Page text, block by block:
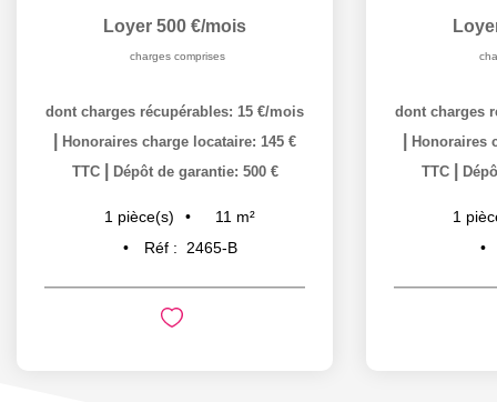
Loyer 500 €/mois
charges comprises
dont charges récupérables: 15 €/mois
Honoraires charge locataire: 145 €
TTC
Dépôt de garantie: 500 €
1 pièce(s) 11 m²
Réf :
2465-B
dont charges
Honoraires
TTC
1